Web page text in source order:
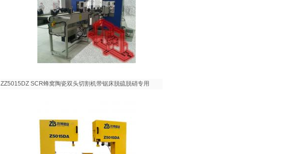
ZZ5015DZ SCR蜂窝陶瓷双头切割机带锯床脱硫脱硝专用